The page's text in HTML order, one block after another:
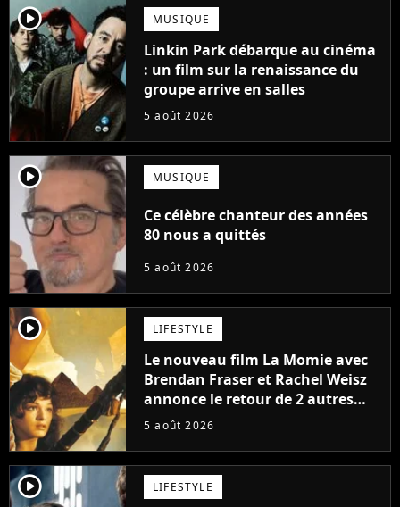
player2 MUSIQUE
Linkin Park débarque au cinéma
: un film sur la renaissance du
groupe arrive en salles
5 août 2026
player2 MUSIQUE
Ce célèbre chanteur des années
80 nous a quittés
5 août 2026
player2 LIFESTYLE
Le nouveau film La Momie avec
Brendan Fraser et Rachel Weisz
annonce le retour de 2 autres
personnages emblématiques de
5 août 2026
player2 LIFESTYLE